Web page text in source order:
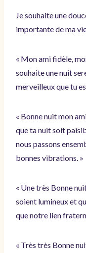
Je souhaite une
importante de ma
« Mon ami fidèle,
souhaite une nuit
merveilleux que tu
« Bonne nuit mon
que ta nuit soit
nous passons
bonnes vibrations. »
« Une très Bonne
soient lumineux et
que notre lien
« Très très Bonne